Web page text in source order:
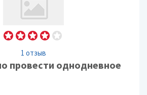
1 отзыв
провести однодневное